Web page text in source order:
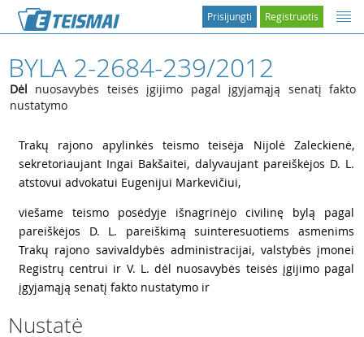
Registruotis
Prisijungti
BYLA 2-2684-239/2012
Dėl nuosavybės teisės įgijimo pagal įgyjamąją senatį fakto
nustatymo
Trakų rajono apylinkės teismo teisėja Nijolė Zaleckienė,
sekretoriaujant Ingai Bakšaitei, dalyvaujant pareiškėjos D. L.
atstovui advokatui Eugenijui Markevičiui,
viešame teismo posėdyje išnagrinėjo civilinę bylą pagal
pareiškėjos D. L. pareiškimą suinteresuotiems asmenims
Trakų rajono savivaldybės administracijai, valstybės įmonei
Registrų centrui ir V. L. dėl nuosavybės teisės įgijimo pagal
įgyjamąją senatį fakto nustatymo ir
Nustatė